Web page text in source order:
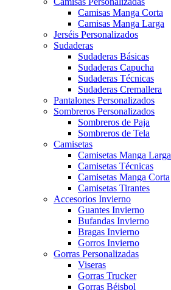
Camisas Manga Corta
Camisas Manga Larga
Jerséis Personalizados
Sudaderas
Sudaderas Básicas
Sudaderas Capucha
Sudaderas Técnicas
Sudaderas Cremallera
Pantalones Personalizados
Sombreros Personalizados
Sombreros de Paja
Sombreros de Tela
Camisetas
Camisetas Manga Larga
Camisetas Técnicas
Camisetas Manga Corta
Camisetas Tirantes
Accesorios Invierno
Guantes Invierno
Bufandas Invierno
Bragas Invierno
Gorros Invierno
Gorras Personalizadas
Viseras
Gorras Trucker
Gorras Béisbol